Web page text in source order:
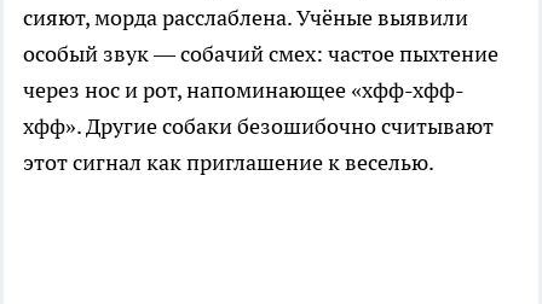
сияют, морда расслаблена. Учёные выявили
особый звук — собачий смех: частое пыхтение
через нос и рот, напоминающее «хфф-хфф-
хфф». Другие собаки безошибочно считывают
этот сигнал как приглашение к веселью.